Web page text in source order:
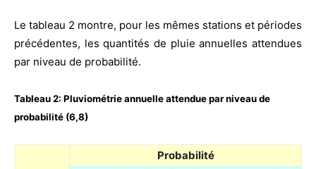
Le tableau 2 montre, pour les mêmes stations et périodes
précédentes, les quantités de pluie annuelles attendues
par niveau de probabilité.
Tableau 2: Pluviométrie annuelle attendue par niveau de
probabilité (6,8)
Probabilité